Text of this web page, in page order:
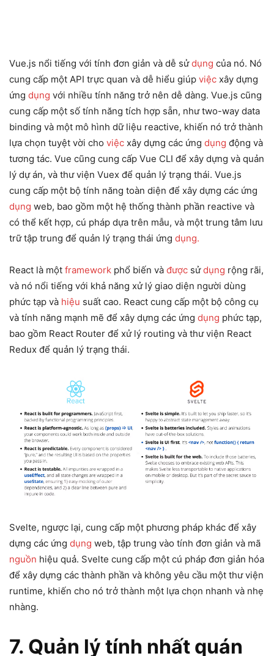
Vue.js nổi tiếng với tính đơn giản và dễ sửdụng của nó. Nó
cung cấp một API trực quan và dễ hiểu giúp việc xây dựng
ứng dụng với nhiều tính năng trở nên dễ dàng. Vue.js cũng
cung cấp một số tính năng tích hợp sẵn, như two-way data
binding và một mô hình dữ liệu reactive, khiến nó trở thành
lựa chọn tuyệt vời cho việc xây dựng các ứng dụng động và
tương tác. Vue cũng cung cấp Vue CLI để xây dựng và quản
lý dự án, và thư viện Vuex để quản lý trạng thái. Vue.js
cung cấp một bộ tính năng toàn diện để xây dựng các ứng
dụng web, bao gồm một hệ thống thành phần reactive và
có thể kết hợp, cú pháp dựa trên mẫu, và một trung tâm lưu
trữ tập trung để quản lý trạng thái ứng dụng.
React là một framework phổ biến và được sửdụng rộng rãi,
và nó nổi tiếng với khả năng xử lý giao diện người dùng
phức tạp và hiệu suất cao. React cung cấp một bộ công cụ
và tính năng mạnh mẽ để xây dựng các ứng dụng phức tạp,
bao gồm React Router để xử lý routing và thư viện React
Redux để quản lý trạng thái.
Svelte, ngược lại, cung cấp một phương pháp khác để xây
dựng các ứng dụng web, tập trung vào tính đơn giản và mã
nguồn hiệu quả. Svelte cung cấp một cú pháp đơn giản hóa
để xây dựng các thành phần và không yêu cầu một thư viện
runtime, khiến cho nó trở thành một lựa chọn nhanh và nhẹ
nhàng.
7. Quản lý tính nhất quán